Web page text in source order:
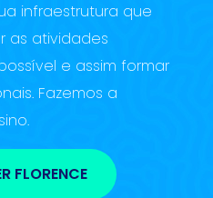
infraestrutura que
as atividades
e assim formar
Fazemos a
FLORENCE